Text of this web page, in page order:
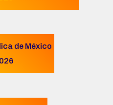
de México